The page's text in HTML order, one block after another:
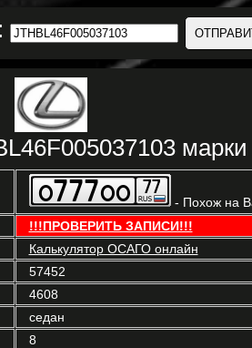
- Похож на
!!!ПРОВЕРИТЬ ЗАПИСИ!!!
Калькулятор ОСАГО онлайн
57452
4608
седан
8